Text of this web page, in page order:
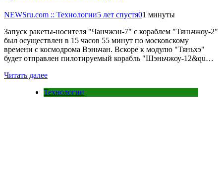
NEWSru.com :: Технологии5 лет спустя01 минуты
Запуск ракеты-носителя "Чанчжэн-7" с кораблем "Тяньчжоу-2"
был осуществлен в 15 часов 55 минут по московскому
времени с космодрома Вэньчан. Вскоре к модулю "Тяньхэ"
будет отправлен пилотируемый корабль "Шэньчжоу-12&qu…
Читать далее
Технологии